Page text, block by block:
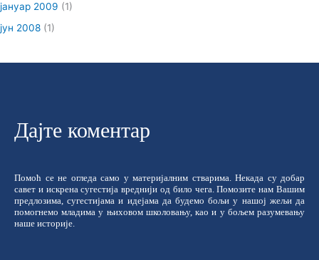
јануар 2009 (1)
јун 2008 (1)
Дајте коментар
Помоћ се не огледа само у материјалним стварима. Некада су добар
савет и искрена сугестија вреднији од било чега. Помозите нам Вашим
предлозима, сугестијама и идејама да будемо бољи у нашој жељи да
помогнемо младима у њиховом школовању, као и у бољем разумевању
наше историје.